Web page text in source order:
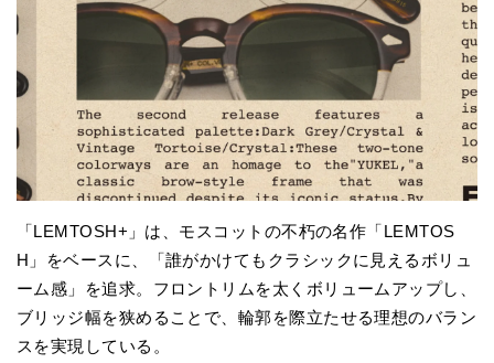
「LEMTOSH+」は、モスコットの不朽の名作「LEMTOS
H」をベースに、「誰がかけてもクラシックに見えるボリュ
ーム感」を追求。フロントリムを太くボリュームアップし、
ブリッジ幅を狭めることで、輪郭を際立たせる理想のバラン
スを実現している。